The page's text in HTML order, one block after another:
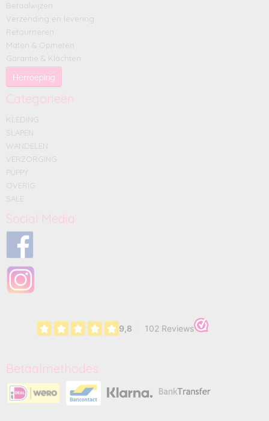
Betaalwijzen
Verzending en levering
Retourneren
Maten & Opmeten
Garantie & Klachten
Herroeping
Categorieën
KLEDING
SLAPEN
WANDELEN
VERZORGING
PUPPY
OVERIG
SALE
Social Media
Betaalmethodes